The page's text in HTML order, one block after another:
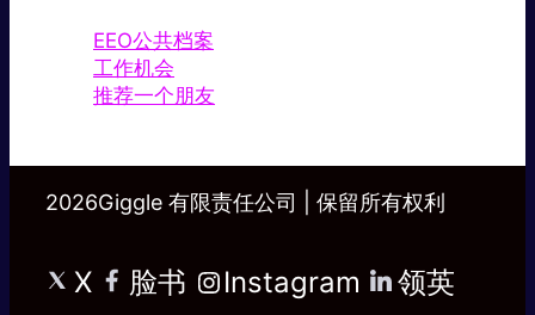
EEO公共档案
工作机会
推荐一个朋友
2026Giggle 有限责任公司 | 保留所有权利
X 脸书 Instagram 领英